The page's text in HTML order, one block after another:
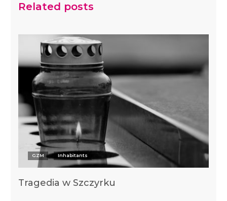
Related posts
GZM Inhabitants
Tragedia w Szczyrku